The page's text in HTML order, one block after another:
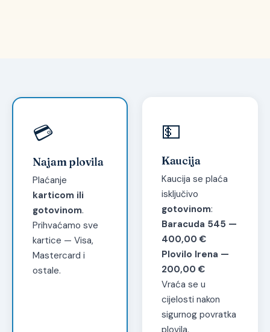
💳
Najam plovila
Plaćanje
karticom ili
gotovinom.
Prihvaćamo sve
kartice — Visa,
Mastercard i
ostale.
💵
Kaucija
Kaucija se plaća
isključivo
gotovinom:
Baracuda 545 —
400,00 €
Plovilo Irena —
200,00 €
Vraća se u
cijelosti nakon
sigurnog povratka